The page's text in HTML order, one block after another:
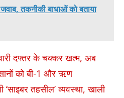
तकनीकी बाधाओं को बताया
दफ्तर के चक्कर खत्म, अब
को बी-1 और ऋण
‘साइबर तहसील’ व्यवस्था, खाली